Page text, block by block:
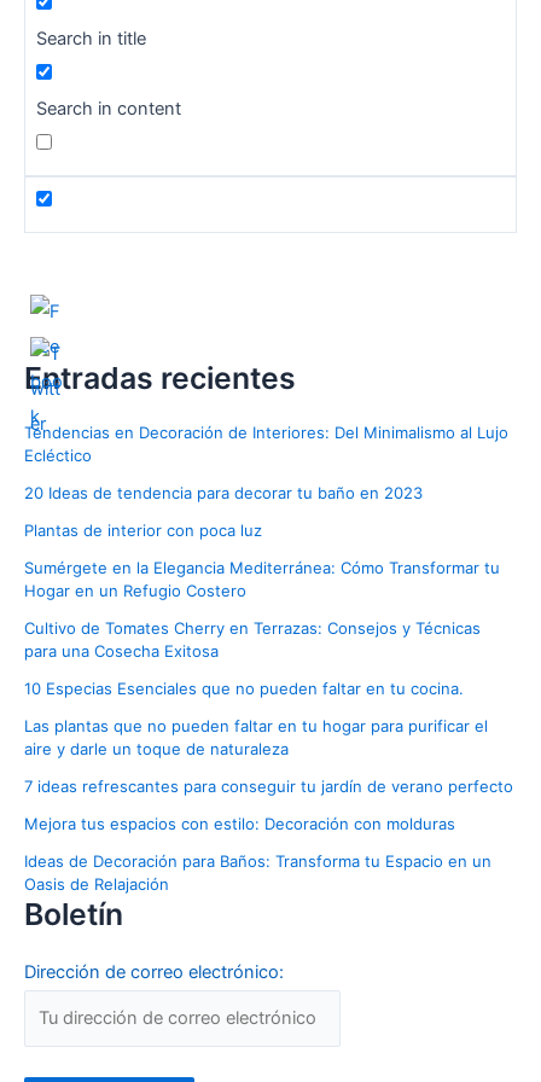
Search in title
Search in content
Entradas recientes
Tendencias en Decoración de Interiores: Del Minimalismo al Lujo
Ecléctico
20 Ideas de tendencia para decorar tu baño en 2023
Plantas de interior con poca luz
Sumérgete en la Elegancia Mediterránea: Cómo Transformar tu
Hogar en un Refugio Costero
Cultivo de Tomates Cherry en Terrazas: Consejos y Técnicas
para una Cosecha Exitosa
10 Especias Esenciales que no pueden faltar en tu cocina.
Las plantas que no pueden faltar en tu hogar para purificar el
aire y darle un toque de naturaleza
7 ideas refrescantes para conseguir tu jardín de verano perfecto
Mejora tus espacios con estilo: Decoración con molduras
Ideas de Decoración para Baños: Transforma tu Espacio en un
Oasis de Relajación
Boletín
Dirección de correo electrónico: